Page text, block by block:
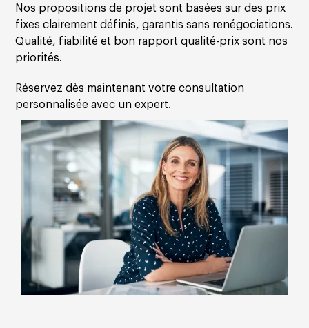
Nos propositions de projet sont basées sur des prix
fixes clairement définis, garantis sans renégociations.
Qualité, fiabilité et bon rapport qualité-prix sont nos
priorités.
Réservez dès maintenant votre consultation
personnalisée avec un expert.